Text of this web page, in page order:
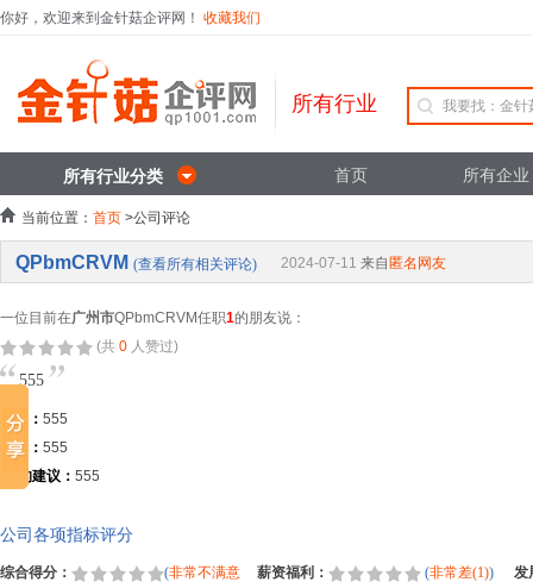
你好，欢迎来到金针菇企评网！ 收藏我们
所有行业
所有行业分类 首页 所有企业
当前位置： 首页 >公司评论
QPbmCRVM (查看所有相关评论) 2024-07-11 来自 匿名网友
一位目前在广州市QPbmCRVM任职1的朋友说：
(共 0 人赞过)
555
优点： 555
缺点： 555
TA的建议： 555
公司各项指标评分
综合得分： (非常不满意
薪资福利： (非常差(1)) 发